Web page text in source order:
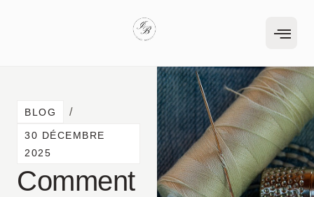
BLOG /
30 DÉCEMBRE
2025
Comment